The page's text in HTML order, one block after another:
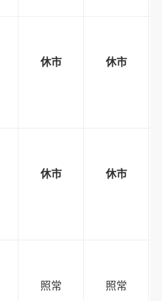
休市 休市
休市 休市
照常 照常